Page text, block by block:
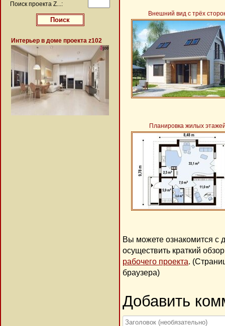
Внешний вид с трёх
Планировка жилых
Вы можете ознакомится с
осуществить краткий
рабочего проекта.
браузера)
Добавить
Поиск проекта Z...:
Интерьер в доме проекта z102